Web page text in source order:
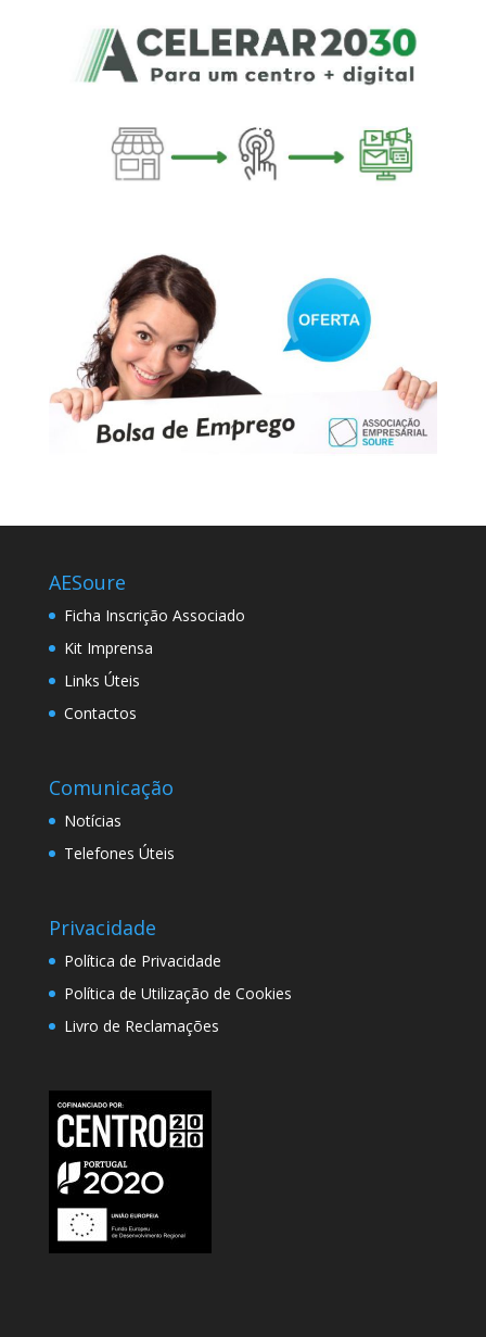
AESoure
Ficha Inscrição Associado
Kit Imprensa
Links Úteis
Contactos
Comunicação
Notícias
Telefones Úteis
Privacidade
Política de Privacidade
Política de Utilização de Cookies
Livro de Reclamações